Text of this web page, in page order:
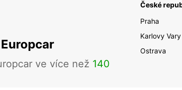
ve více než 140
České
Praha
Karlovy Vary
Ostrava